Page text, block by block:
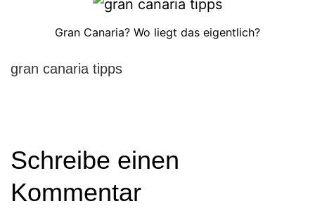
Gran Canaria? Wo liegt das eigentlich?
gran canaria tipps
Schreibe einen
Kommentar